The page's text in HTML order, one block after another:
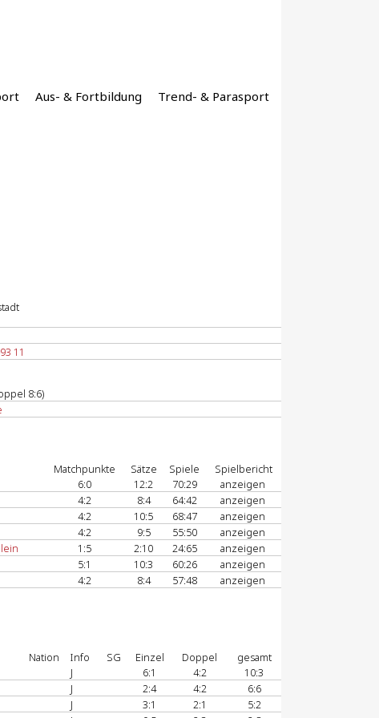
Aus- & Fortbildung Trend- & Parasport
11
8:6)
Matchpunkte Sätze Spiele
Spielbericht
6:0 12:2 70:29
anzeigen
4:2 8:4 64:42
anzeigen
4:2 10:5 68:47
anzeigen
4:2 9:5 55:50
anzeigen
1:5 2:10 24:65
anzeigen
5:1 10:3 60:26
anzeigen
4:2 8:4 57:48 anzeigen
Nation Info SG Einzel Doppel
gesamt
J 6:1 4:2
10:3
J 2:4 4:2
6:6
J 3:1 2:1
5:2